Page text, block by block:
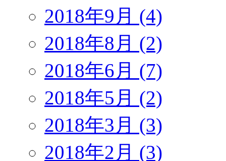
2018年9月 (4)
2018年8月 (2)
2018年6月 (7)
2018年5月 (2)
2018年3月 (3)
2018年2月 (3)